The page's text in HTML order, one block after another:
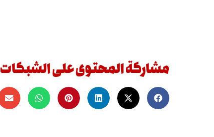
مشاركة المحتوى على الشبكات